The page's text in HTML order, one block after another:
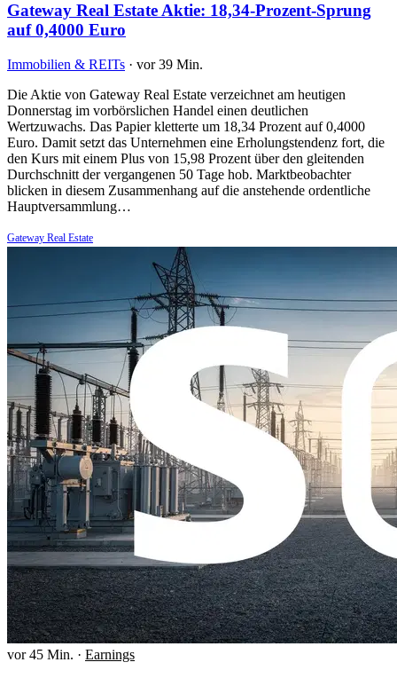
Gateway Real Estate Aktie: 18,34-Prozent-Sprung
auf 0,4000 Euro
Immobilien & REITs · vor 39 Min.
Die Aktie von Gateway Real Estate verzeichnet am heutigen
Donnerstag im vorbörslichen Handel einen deutlichen
Wertzuwachs. Das Papier kletterte um 18,34 Prozent auf 0,4000
Euro. Damit setzt das Unternehmen eine Erholungstendenz fort, die
den Kurs mit einem Plus von 15,98 Prozent über den gleitenden
Durchschnitt der vergangenen 50 Tage hob. Marktbeobachter
blicken in diesem Zusammenhang auf die anstehende ordentliche
Hauptversammlung…
Gateway Real Estate
vor 45 Min. · Earnings